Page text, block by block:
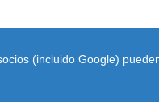
(incluido Google)